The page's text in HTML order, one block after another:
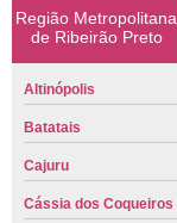
Região Metropolitana
de Ribeirão Preto
Altinópolis
Batatais
Cajuru
Cássia dos Coqueiros